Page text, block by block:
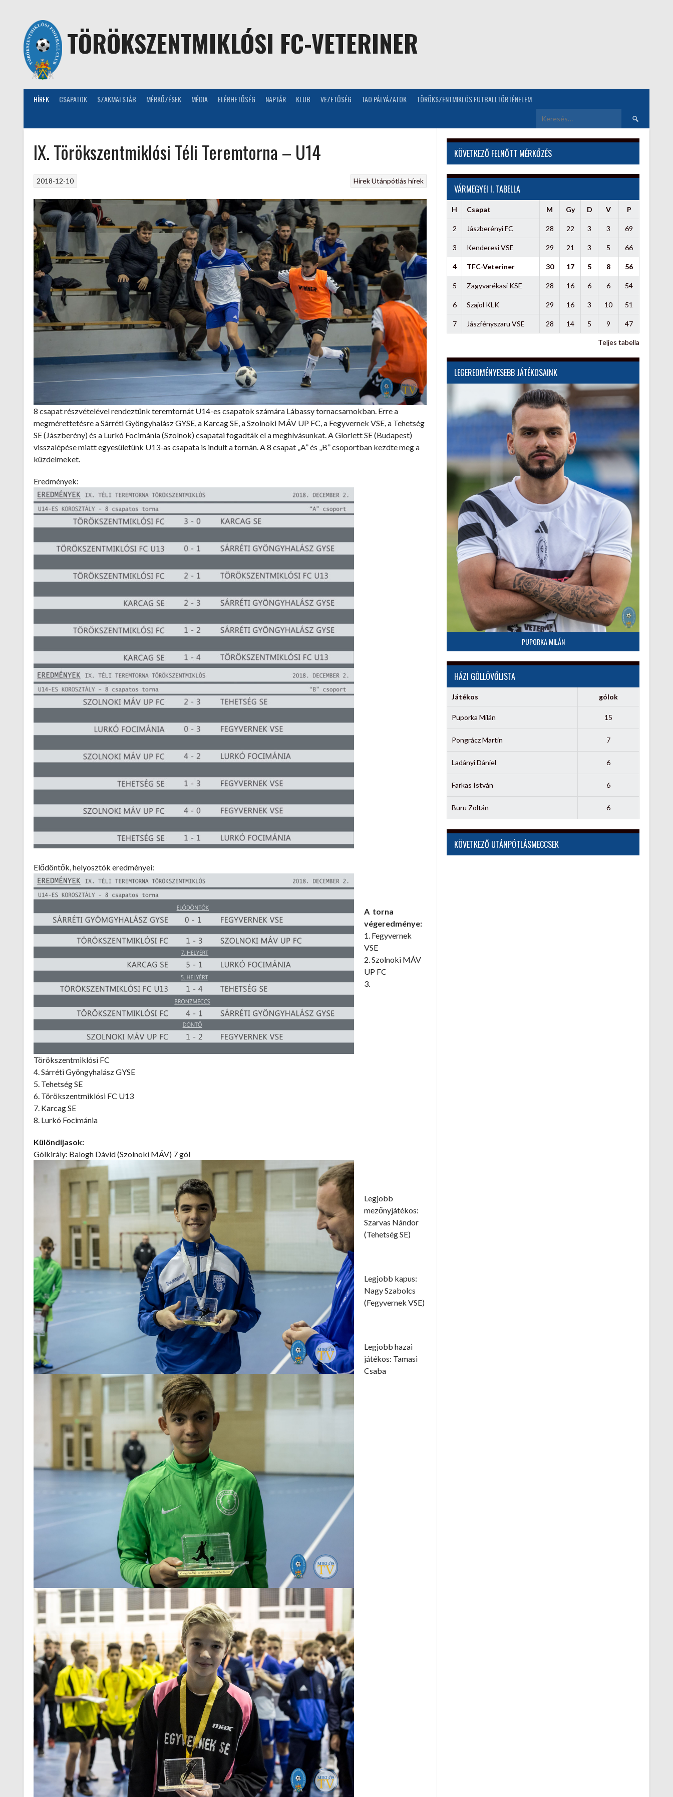
TÖRÖKSZENTMIKLÓSI FC-VETERINER
HÍREK CSAPATOK SZAKMAI STÁB MÉRKŐZÉSEK MÉDIA ELÉRHETŐSÉG NAPTÁR KLUB VEZETŐSÉG TAO PÁLYÁZATOK TÖRÖKSZENTMIKLÓS FUTBALLTÖRTÉNELEM
Keresés:
IX. Törökszentmiklósi Téli Teremtorna – U14
HírekUtánpótlás hírek
2018-12-10
8 csapat részvételével rendeztünk teremtornát U14-es csapatok számára Lábassy tornacsarnokban. Erre a
megmérettetésre a Sárréti Gyöngyhalász GYSE, a Karcag SE, a Szolnoki MÁV UP FC, a Fegyvernek VSE, a Tehetség
SE (Jászberény) és a Lurkó Focimánia (Szolnok) csapatai fogadták el a meghívásunkat. A Gloriett SE (Budapest)
visszalépése miatt egyesületünk U13-as csapata is indult a tornán. A 8 csapat „A” és „B” csoportban kezdte meg a
küzdelmeket.
Eredmények:
Elődöntők, helyosztók eredményei:
A torna
végeredménye:
1. Fegyvernek
VSE
2. Szolnoki MÁV
UP FC
3.
Törökszentmiklósi FC
4. Sárréti Gyöngyhalász GYSE
5. Tehetség SE
6. Törökszentmiklósi FC U13
7. Karcag SE
8. Lurkó Focimánia
Különdíjasok:
Gólkirály: Balogh Dávid (Szolnoki MÁV) 7 gól
Legjobb
mezőnyjátékos:
Szarvas Nándor
(Tehetség SE)
Legjobb kapus:
Nagy Szabolcs
(Fegyvernek VSE)
Legjobb hazai
játékos: Tamasi
Csaba
KÖVETKEZŐ FELNŐTT MÉRKŐZÉS
VÁRMEGYEI I. TABELLA
H Csapat M Gy D V P
2 Jászberényi FC 28 22 3 3 69
3 Kenderesi VSE 29 21 3 5 66
4 TFC-Veteriner 30 17 5 8 56
5 Zagyvarékasi KSE 28 16 6 6 54
6 Szajol KLK 29 16 3 10 51
7 Jászfényszaru VSE 28 14 5 9 47
Teljes tabella
LEGEREDMÉNYESEBB JÁTÉKOSAINK
PUPORKA MILÁN
HÁZI GÓLLÖVŐLISTA
Játékos gólok
Puporka Milán 15
Pongrácz Martin 7
Ladányi Dániel 6
Farkas István 6
Buru Zoltán 6
KÖVETKEZŐ UTÁNPÓTLÁSMECCSEK